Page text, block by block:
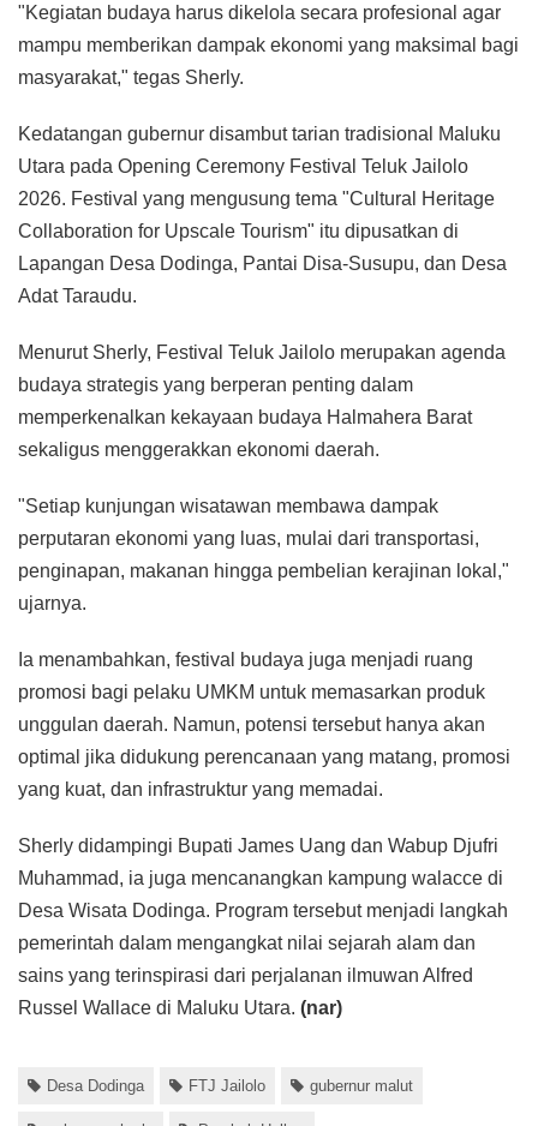
"Kegiatan budaya harus dikelola secara profesional agar
mampu memberikan dampak ekonomi yang maksimal bagi
masyarakat," tegas Sherly.
Kedatangan gubernur disambut tarian tradisional Maluku
Utara pada Opening Ceremony Festival Teluk Jailolo
2026. Festival yang mengusung tema "Cultural Heritage
Collaboration for Upscale Tourism" itu dipusatkan di
Lapangan Desa Dodinga, Pantai Disa-Susupu, dan Desa
Adat Taraudu.
Menurut Sherly, Festival Teluk Jailolo merupakan agenda
budaya strategis yang berperan penting dalam
memperkenalkan kekayaan budaya Halmahera Barat
sekaligus menggerakkan ekonomi daerah.
"Setiap kunjungan wisatawan membawa dampak
perputaran ekonomi yang luas, mulai dari transportasi,
penginapan, makanan hingga pembelian kerajinan lokal,"
ujarnya.
Ia menambahkan, festival budaya juga menjadi ruang
promosi bagi pelaku UMKM untuk memasarkan produk
unggulan daerah. Namun, potensi tersebut hanya akan
optimal jika didukung perencanaan yang matang, promosi
yang kuat, dan infrastruktur yang memadai.
Sherly didampingi Bupati James Uang dan Wabup Djufri
Muhammad, ia juga mencanangkan kampung walacce di
Desa Wisata Dodinga. Program tersebut menjadi langkah
pemerintah dalam mengangkat nilai sejarah alam dan
sains yang terinspirasi dari perjalanan ilmuwan Alfred
Russel Wallace di Maluku Utara. (nar)
Desa Dodinga FTJ Jailolo gubernur malut